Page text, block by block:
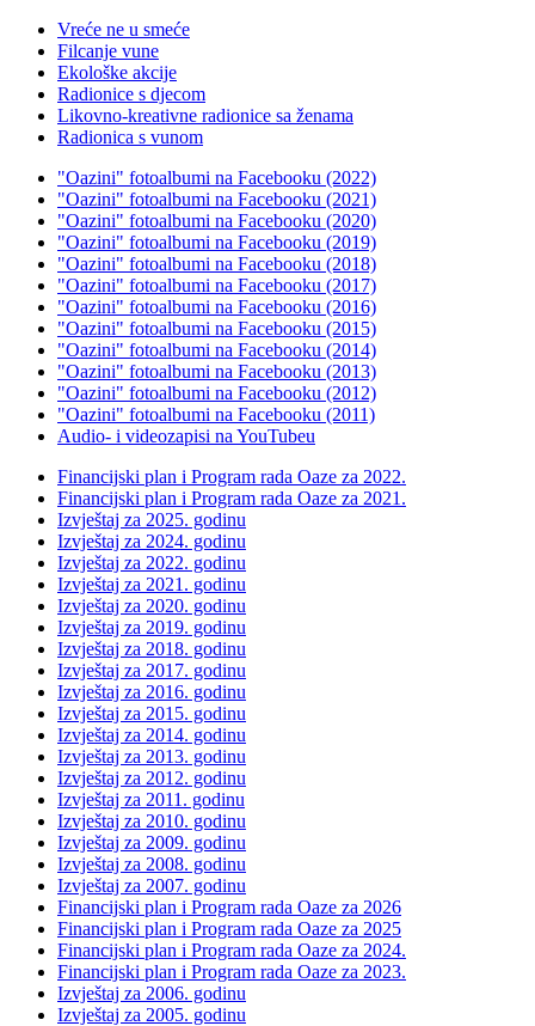
Vreće ne u smeće
Filcanje vune
Ekološke akcije
Radionice s djecom
Likovno-kreativne radionice sa ženama
Radionica s vunom
"Oazini" fotoalbumi na Facebooku (2022)
"Oazini" fotoalbumi na Facebooku (2021)
"Oazini" fotoalbumi na Facebooku (2020)
"Oazini" fotoalbumi na Facebooku (2019)
"Oazini" fotoalbumi na Facebooku (2018)
"Oazini" fotoalbumi na Facebooku (2017)
"Oazini" fotoalbumi na Facebooku (2016)
"Oazini" fotoalbumi na Facebooku (2015)
"Oazini" fotoalbumi na Facebooku (2014)
"Oazini" fotoalbumi na Facebooku (2013)
"Oazini" fotoalbumi na Facebooku (2012)
"Oazini" fotoalbumi na Facebooku (2011)
Audio- i videozapisi na YouTubeu
Financijski plan i Program rada Oaze za 2022.
Financijski plan i Program rada Oaze za 2021.
Izvještaj za 2025. godinu
Izvještaj za 2024. godinu
Izvještaj za 2022. godinu
Izvještaj za 2021. godinu
Izvještaj za 2020. godinu
Izvještaj za 2019. godinu
Izvještaj za 2018. godinu
Izvještaj za 2017. godinu
Izvještaj za 2016. godinu
Izvještaj za 2015. godinu
Izvještaj za 2014. godinu
Izvještaj za 2013. godinu
Izvještaj za 2012. godinu
Izvještaj za 2011. godinu
Izvještaj za 2010. godinu
Izvještaj za 2009. godinu
Izvještaj za 2008. godinu
Izvještaj za 2007. godinu
Financijski plan i Program rada Oaze za 2026
Financijski plan i Program rada Oaze za 2025
Financijski plan i Program rada Oaze za 2024.
Financijski plan i Program rada Oaze za 2023.
Izvještaj za 2006. godinu
Izvještaj za 2005. godinu